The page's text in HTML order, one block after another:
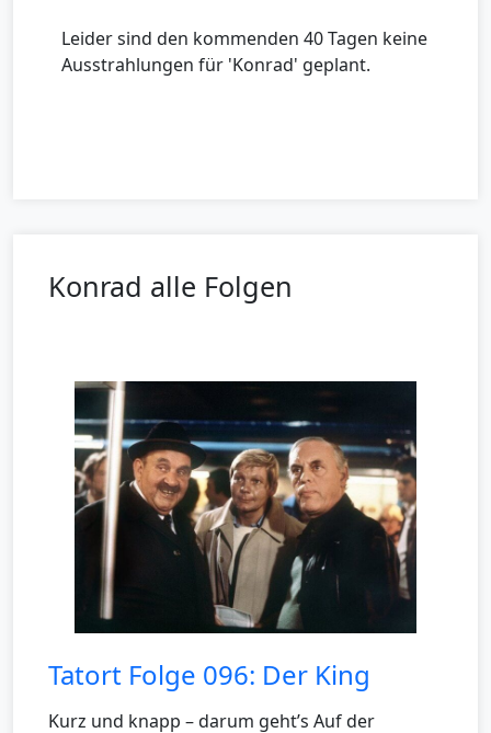
Leider sind den kommenden 40 Tagen keine
Ausstrahlungen für 'Konrad' geplant.
Konrad alle Folgen
Tatort Folge 096: Der King
Kurz und knapp – darum geht’s Auf der